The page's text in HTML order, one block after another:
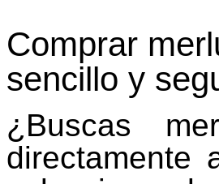
Comprar
sencillo y
¿Buscas
directamente